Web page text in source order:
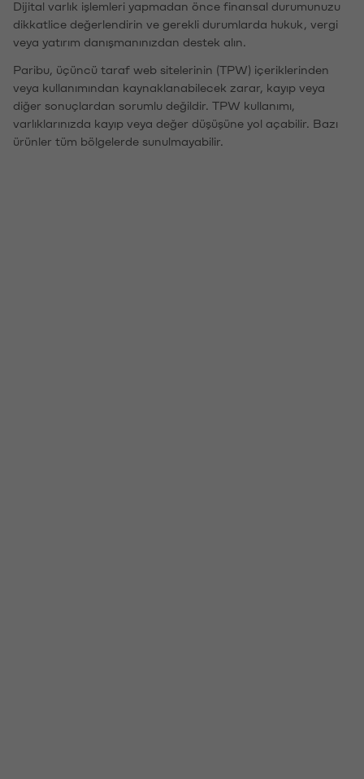
Dijital varlık işlemleri yapmadan önce finansal durumunuzu
dikkatlice değerlendirin ve gerekli durumlarda hukuk, vergi
veya yatırım danışmanınızdan destek alın.
Paribu, üçüncü taraf web sitelerinin (TPW) içeriklerinden
veya kullanımından kaynaklanabilecek zarar, kayıp veya
diğer sonuçlardan sorumlu değildir. TPW kullanımı,
varlıklarınızda kayıp veya değer düşüşüne yol açabilir. Bazı
ürünler tüm bölgelerde sunulmayabilir.